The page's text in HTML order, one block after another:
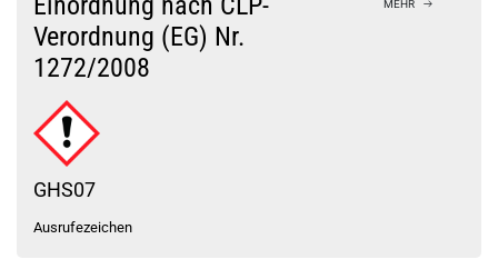
Dinner Lady Bar Banoffee Pie Aroma
Du willst Kröten sparen?
Schau mal hier!
Verordnung (EG) Nr.
1272/2008
MEHR
GHS07
Ausrufezeichen